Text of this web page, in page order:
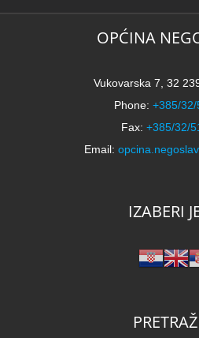
OPĆINA
Vukovarska 7, 32
Phone: +385/
Fax: +385/32/
Email:
IZABERI